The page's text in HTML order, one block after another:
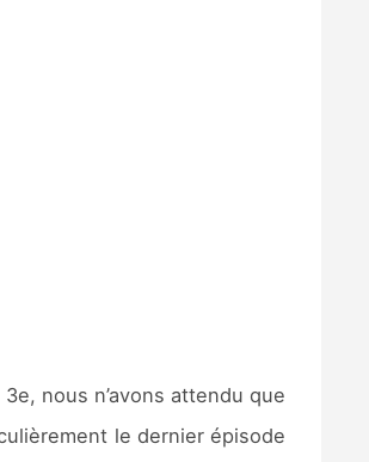
nous n’avons attendu que
le dernier épisode